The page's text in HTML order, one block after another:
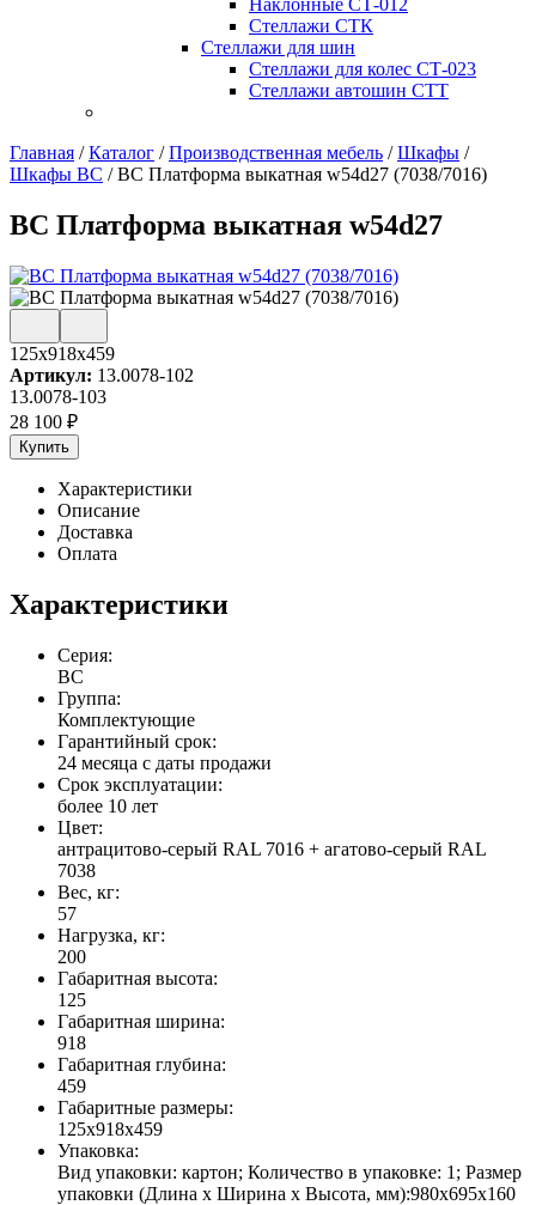
Наклонные СТ-012
Стеллажи СТК
Стеллажи для шин
Стеллажи для колес СТ-023
Стеллажи автошин СТТ
Главная /Каталог /Производственная мебель /Шкафы /
Шкафы ВС /ВС Платформа выкатная w54d27 (7038/7016)
ВС Платформа выкатная w54d27
125x918x459
Артикул: 13.0078-102
13.0078-103
28 100 ₽
Купить
Характеристики
Описание
Доставка
Оплата
Характеристики
Серия:
ВС
Группа:
Комплектующие
Гарантийный срок:
24 месяца с даты продажи
Срок эксплуатации:
более 10 лет
Цвет:
антрацитово-серый RAL 7016 + агатово-серый RAL
7038
Вес, кг:
57
Нагрузка, кг:
200
Габаритная высота:
125
Габаритная ширина:
918
Габаритная глубина:
459
Габаритные размеры:
125x918x459
Упаковка:
Вид упаковки: картон; Количество в упаковке: 1; Размер
упаковки (Длина х Ширина х Высота, мм):980х695х160